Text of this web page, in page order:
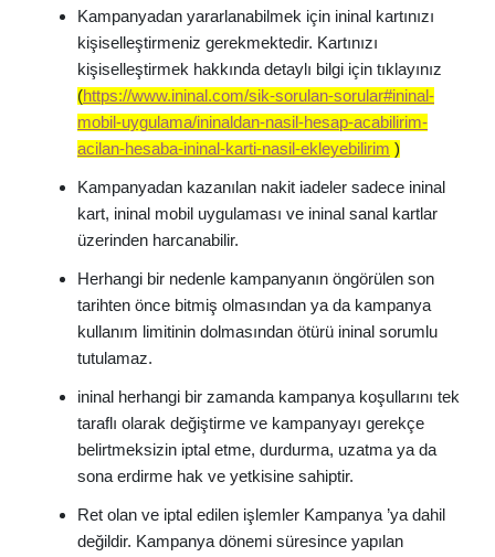
Kampanyadan yararlanabilmek için ininal kartınızı
kişiselleştirmeniz gerekmektedir. Kartınızı
kişiselleştirmek hakkında detaylı bilgi için tıklayınız
(https://www.ininal.com/sik-sorulan-sorular#ininal-
mobil-uygulama/ininaldan-nasil-hesap-acabilirim-
acilan-hesaba-ininal-karti-nasil-ekleyebilirim )
Kampanyadan kazanılan nakit iadeler sadece ininal
kart, ininal mobil uygulaması ve ininal sanal kartlar
üzerinden harcanabilir.
Herhangi bir nedenle kampanyanın öngörülen son
tarihten önce bitmiş olmasından ya da kampanya
kullanım limitinin dolmasından ötürü ininal sorumlu
tutulamaz.
ininal herhangi bir zamanda kampanya koşullarını tek
taraflı olarak değiştirme ve kampanyayı gerekçe
belirtmeksizin iptal etme, durdurma, uzatma ya da
sona erdirme hak ve yetkisine sahiptir.
Ret olan ve iptal edilen işlemler Kampanya ’ya dahil
değildir. Kampanya dönemi süresince yapılan